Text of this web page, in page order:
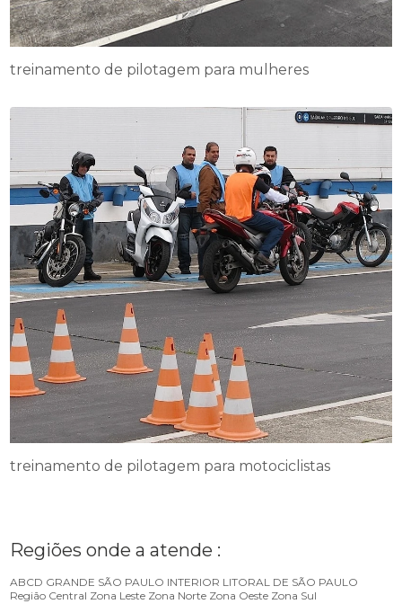
treinamento de pilotagem para mulheres
treinamento de pilotagem para motociclistas
Regiões onde a atende :
ABCD GRANDE SÃO PAULO INTERIOR LITORAL DE SÃO PAULO
Região Central Zona Leste Zona Norte Zona Oeste Zona Sul